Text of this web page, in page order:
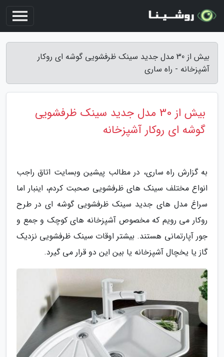
بیش از 30 مدل جدید سینک ظرفشویی گوشه ای روکار
آشپزخانه - راه ساری
بیش از 30 مدل جدید سینک ظرفشویی
گوشه ای روکار آشپزخانه
به گزارش راه ساری، در مطالب پیشین وبسایت اتاق راجب
انواع مختلف سینک های ظرفشویی صحبت کردم، اینبار اما
سراغ مدل های جدید سینک ظرفشویی گوشه ای در طرح
روکار می رویم که مخصوص آشپزخانه های کوچک و جمع و
جور آپارتمانی هستند. بیشتر اوقات سینک ظرفشویی نزدیک
گاز یا یخچال آشپزخانه یا بین این دو قرار می گیرد.